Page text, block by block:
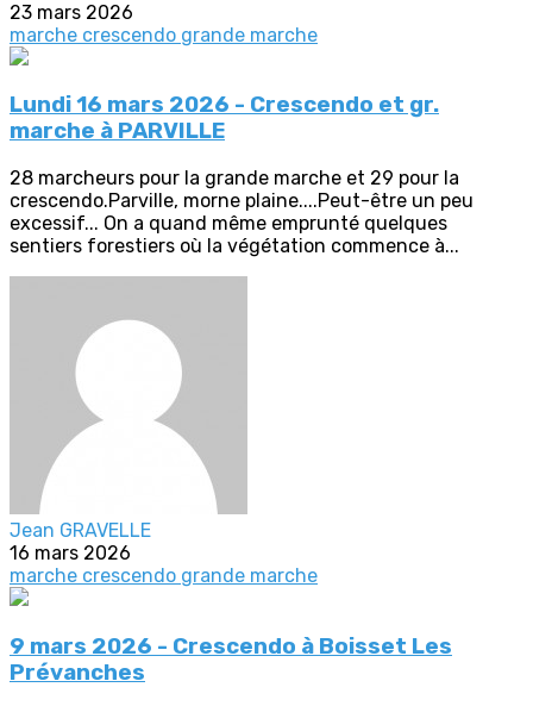
23 mars 2026
marche crescendo grande marche
Lundi 16 mars 2026 - Crescendo et gr.
marche à PARVILLE
28 marcheurs pour la grande marche et 29 pour la
crescendo.Parville, morne plaine....Peut-être un peu
excessif... On a quand même emprunté quelques
sentiers forestiers où la végétation commence à...
Jean GRAVELLE
16 mars 2026
marche crescendo grande marche
9 mars 2026 - Crescendo à Boisset Les
Prévanches